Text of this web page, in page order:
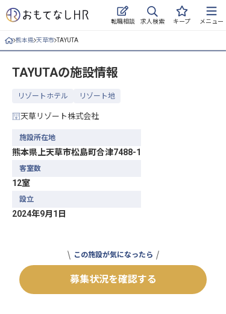
転職相談 求人検索 キープ メニュー
ログイン
求人・施設を探す
キープした求人
おもてなしHRについて
よくある質問
転職サポートに申し込む
熊本県 天草市 TAYUTA
TAYUTAの施設情報
リゾートホテル リゾート地
天草リゾート株式会社
施設所在地
熊本県上天草市松島町合津7488-1
客室数
12室
設立
2024年9月1日
この施設が気になったら
募集状況を確認する